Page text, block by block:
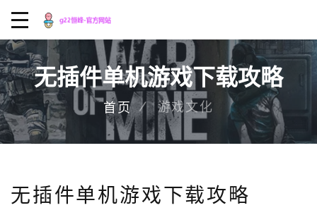
无插件单机游戏下载攻略
首页 游戏文化
无插件单机游戏下载攻略